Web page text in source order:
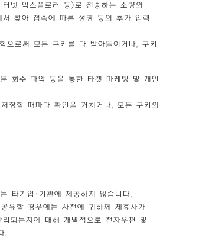
넷 익스플로러 등)로 전송하는 소량의
찾아 접속에 따른 성명 등의 추가 입력
으로써 모든 쿠키를 다 받아들이거나, 쿠키
회수 파악 등을 통한 타겟 마케팅 및 개인
장할 때마다 확인을 거치거나, 모든 쿠키의
타기업·기관에 제공하지 않습니다.
유할 경우에는 사전에 귀하께 제휴사가
되는지에 대해 개별적으로 전자우편 및
.